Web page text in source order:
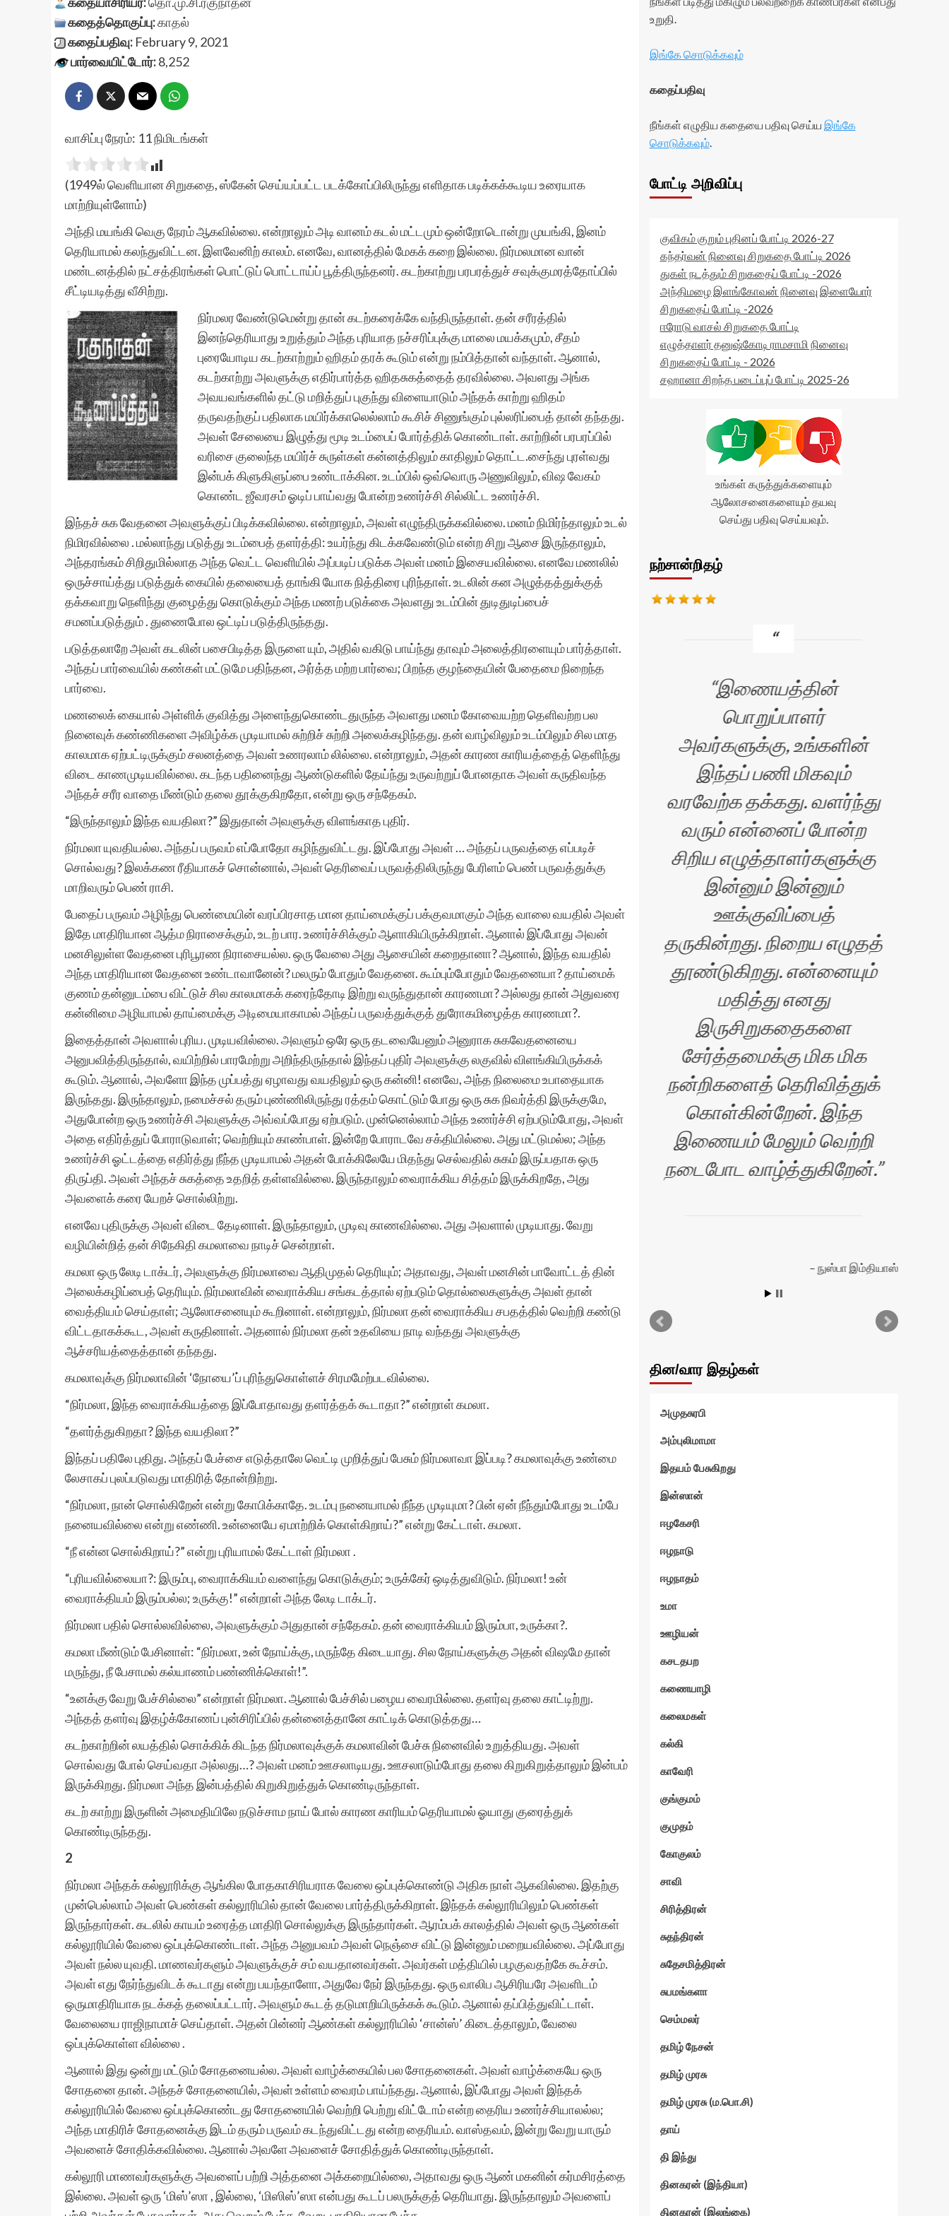
கதைத்தொகுப்பு:காதல்
கதைப்பதிவு: February 9, 2021
பார்வையிட்டோர்:8,252
வாசிப்பு நேரம்: 11நிமிடங்கள்
(1949ல் வெளியான சிறுகதை, ஸ்கேன் செய்யப்பட்ட படக்கோப்பிலிருந்து எளிதாக படிக்கக்கூடிய உரையாக
மாற்றியுள்ளோம்)
அந்தி மயங்கி வெகு நேரம் ஆகவில்லை. என்றாலும் அடி வானம் கடல் மட்டமும் ஒன்றோடொன்று முயங்கி, இனம்
தெரியாமல் கலந்துவிட்டன. இளவேனிற் காலம். எனவே, வானத்தில் மேகக் கறை இல்லை. நிர்மலமான வான்
மண்டனத்தில் நட்சத்திரங்கள் பொட்டுப் பொட்டாய்ப் பூத்திருந்தனர். கடற்காற்று பரபரத்துச் சவுக்குமரத்தோப்பில்
சீட்டியடித்து வீசிற்று.
நிர்மலர வேண்டுமென்று தான் கடற்கரைக்கே வந்திருந்தாள். தன் சரீரத்தில்
இனந்தெரியாது உறுத்தும் அந்த புரியாத நச்சரிப்புக்கு மாலை மயக்கமும், சீதம்
புரையோடிய கடற்காற்றும் ஹிதம் தரக் கூடும் என்று நம்பித்தான் வந்தாள். ஆனால்,
கடற்காற்று அவளுக்கு எதிர்பார்த்த ஹிதசுகத்தைத் தரவில்லை. அவளது அங்க
அவயவங்களில் தட்டு மறித்துப் புகுந்து விளையாடும் அந்தக் காற்று ஹிதம்
தருவதற்குப் பதிலாக மயிர்க்காலெல்லாம் கூசிச் சிணுங்கும் புல்லரிப்பைத் தான் தந்தது.
அவள் சேலையை இழுத்து மூடி உடம்பைப் போர்த்திக் கொண்டாள். காற்றின் பரபரப்பில்
வரிசை குலைந்த மயிர்ச் சுருள்கள் கன்னத்திலும் காதிலும் தொட்ட.சைந்து புரள்வது
இன்பக் கிளுகிளுப்பை உண்டாக்கின. உடம்பில் ஒவ்வொரு அணுவிலும், விஷ வேகம்
கொண்ட ஜீவரசம் ஓடிப் பாய்வது போன்ற உணர்ச்சி சில்லிட்ட உணர்ச்சி.
இந்தச் சுக வேதனை அவளுக்குப் பிடிக்கவில்லை. என்றாலும், அவள் எழுந்திருக்கவில்லை. மனம் நிமிர்ந்தாலும் உடல்
நிமிரவில்லை . மல்லாந்து படுத்து உடம்பைத் தளர்த்தி: உயர்ந்து கிடக்கவேண்டும் என்ற சிறு ஆசை இருந்தாலும்,
அந்தரங்கம் சிறிதுமில்லாத அந்த வெட்ட வெளியில் அப்படிப் படுக்க அவள் மனம் இசையவில்லை. எனவே மணலில்
ஒருச்சாய்த்து படுத்துக் கையில் தலையைத் தாங்கி யோக நித்திரை புரிந்தாள். உடலின் கன அழுத்தத்துக்குத்
தக்கவாறு நெளிந்து குழைத்து கொடுக்கும் அந்த மணற் படுக்கை அவளது உடம்பின் துடிதுடிப்பைச்
சமனப்படுத்தும் . துணைபோல ஒட்டிப் படுத்திருந்தது.
படுத்தலாறே அவள் கடலின் பசைபிடித்த இருளை யும், அதில் வகிடு பாய்ந்து தாவும் அலைத்திரளையும் பார்த்தாள்.
அந்தப் பார்வையில் கண்கள் மட்டுமே பதிந்தன, அர்த்த மற்ற பார்வை; பிறந்த குழந்தையின் பேதைமை நிறைந்த
பார்வை.
மணலைக் கையால் அள்ளிக் குவித்து அளைந்துகொண்டதுருந்த அவளது மனம் கோவையற்ற தெளிவற்ற பல
நினைவுக் கண்ணிகளை அவிழ்க்க முடியாமல் சுற்றிச் சுற்றி அலைக்கழிந்தது. தன் வாழ்விலும் உடம்பிலும் சில மாத
காலமாக ஏற்பட்டிருக்கும் சலனத்தை அவள் உணரலாம் லில்லை. என்றாலும், அதன் காரண காரியத்தைத் தெளிந்து
விடை காணமுடியவில்லை. கடந்த பதினைந்து ஆண்டுகளில் தேய்ந்து உருவற்றுப் போனதாக அவள் கருதிவந்த
அந்தச் சரீர வாதை மீண்டும் தலை தூக்குகிறதோ, என்று ஒரு சந்தேகம்.
“இருந்தாலும் இந்த வயதிலா?” இதுதான் அவளுக்கு விளங்காத புதிர்.
நிர்மலா யுவதியல்ல. அந்தப் பருவம் எப்போதோ கழிந்துவிட்டது. இப்போது அவள் … அந்தப் பருவத்தை எப்படிச்
சொல்வது? இலக்கண ரீதியாகச் சொன்னால், அவள் தெரிவைப் பருவத்திலிருந்து பேரிளம் பெண் பருவத்துக்கு
மாறிவரும் பெண் ராசி.
பேதைப் பருவம் அழிந்து பெண்மையின் வரப்பிரசாத மான தாய்மைக்குப் பக்குவமாகும் அந்த வாலை வயதில் அவள்
இதே மாதிரியான ஆத்ம நிராசைக்கும், உடற் பார. உணர்ச்சிக்கும் ஆளாகியிருக்கிறாள். ஆனால் இப்போது அவன்
மனசிலுள்ள வேதனை புரிபூரண நிராசையல்ல. ஒரு வேலை அது ஆசையின் கறைதானா? ஆனால், இந்த வயதில்
அந்த மாதிரியான வேதனை உண்டாவானேன்? மலரும் போதும் வேதனை. கூம்பும்போதும் வேதனையா? தாய்மைக்
குணம் தன்னுடம்பை விட்டுச் சில காலமாகக் கரைந்தோடி இற்று வருந்துதான் காரணமா? அல்லது தான் அதுவரை
கன்னிமை அழியாமல் தாய்மைக்கு அடிமையாகாமல் அந்தப் பருவத்துக்குத் துரோகமிழைத்த காரணமா?.
இதைத்தான் அவளால் புரிய. முடியவில்லை. அவளும் ஒரே ஒரு தடவையேனும் அனுராக சுகவேதனையை
அனுபவித்திருந்தால், வயிற்றில் பாரமேற்று அறிந்திருந்தால் இந்தப் புதிர் அவளுக்கு லகுவில் விளங்கியிருக்கக்
கூடும். ஆனால், அவளோ இந்த முப்பத்து ஏழாவது வயதிலும் ஒரு கன்னி! எனவே, அந்த நிலைமை உபாதையாக
இருந்தது. இருந்தாலும், நமைச்சல் தரும் புண்ணிலிருந்து ரத்தம் கொட்டும் போது ஒரு சுக நிவர்த்தி இருக்குமே,
அதுபோன்ற ஒரு உணர்ச்சி அவளுக்கு அவ்வப்போது ஏற்படும். முன்னெல்லாம் அந்த உணர்ச்சி ஏற்படும்போது, அவள்
அதை எதிர்த்துப் போராடுவாள்; வெற்றியும் காண்பாள். இன்றே போராடவே சக்தியில்லை. அது மட்டுமல்ல; அந்த
உணர்ச்சி ஓட்டத்தை எதிர்த்து நீந்த முடியாமல் அதன் போக்கிலேயே மிதந்து செல்வதில் சுகம் இருப்பதாக ஒரு
திருப்தி. அவள் அந்தச் சுகத்தை உதறித் தள்ளவில்லை. இருந்தாலும் வைராக்கிய சித்தம் இருக்கிறதே, அது
அவளைக் கரை யேறச் சொல்லிற்று.
எனவே புதிருக்கு அவள் விடை தேடினாள். இருந்தாலும், முடிவு காணவில்லை. அது அவளால் முடியாது. வேறு
வழியின்றித் தன் சிநேகிதி கமலாவை நாடிச் சென்றாள்.
கமலா ஒரு லேடி டாக்டர், அவளுக்கு நிர்மலாவை ஆதிமுதல் தெரியும்; அதாவது, அவள் மனசின் பாவோட்டத் தின்
அலைக்கழிப்பைத் தெரியும். நிர்மலாவின் வைராக்கிய சங்கடத்தால் ஏற்படும் தொல்லைகளுக்கு அவள் தான்
வைத்தியம் செய்தாள்; ஆலோசனையும் கூறினாள். என்றாலும், நிர்மலா தன் வைராக்கிய சபதத்தில் வெற்றி கண்டு
விட்டதாகக்கூட, அவள் கருதினாள். அதனால் நிர்மலா தன் உதவியை நாடி வந்தது அவளுக்கு
ஆச்சரியத்தைத்தான் தந்தது.
கமலாவுக்கு நிர்மலாவின் ‘நோயை’ப் புரிந்துகொள்ளச் சிரமமேற்படவில்லை.
“நிர்மலா, இந்த வைராக்கியத்தை இப்போதாவது தளர்த்தக் கூடாதா?” என்றாள் கமலா.
“தளர்த்துகிறதா? இந்த வயதிலா?”
இந்தப் பதிலே புதிது. அந்தப் பேச்சை எடுத்தாலே வெட்டி முறித்துப் பேசும் நிர்மலாவா இப்படி? கமலாவுக்கு உண்மை
லேசாகப் புலப்படுவது மாதிரித் தோன்றிற்று.
“நிர்மலா, நான் சொல்கிறேன் என்று கோபிக்காதே. உடம்பு நனையாமல் நீந்த முடியுமா? பின் ஏன் நீந்தும்போது உடம்பே
நனையவில்லை என்று எண்ணி. உன்னையே ஏமாற்றிக் கொள்கிறாய்?” என்று கேட்டாள். கமலா.
“நீ என்ன சொல்கிறாய்?” என்று புரியாமல் கேட்டாள் நிர்மலா .
“புரியவில்லையா?: இரும்பு, வைராக்கியம் வளைந்து கொடுக்கும்; உருக்கேர் ஒடித்துவிடும். நிர்மலா! உன்
வைராக்தியம் இரும்பல்ல; உருக்கு!” என்றாள் அந்த லேடி டாக்டர்.
நிர்மலா பதில் சொல்லவில்லை, அவளுக்கும் அதுதான் சந்தேகம். தன் வைராக்கியம் இரும்பா, உருக்கா?.
கமலா மீண்டும் பேசினாள்: “நிர்மலா, உன் நோய்க்கு, மருந்தே கிடையாது. சில நோய்களுக்கு அதன் விஷமே தான்
மருந்து, நீ பேசாமல் கல்யாணம் பண்ணிக்கொள்!”.
“உனக்கு வேறு பேச்சில்லை” என்றாள் நிர்மலா. ஆனால் பேச்சில் பழைய வைரமில்லை. தளர்வு தலை காட்டிற்று.
அந்தத் தளர்வு இதழ்க்கோணப் புன்சிரிப்பில் தன்னைத்தானே காட்டிக் கொடுத்தது…
கடற்காற்றின் லயத்தில் சொக்கிக் கிடந்த நிர்மலாவுக்குக் கமலாவின் பேச்சு நினைவில் உறுத்தியது. அவள்
சொல்வது போல் செய்வதா அல்லது…? அவள் மனம் ஊசலாடியது. ஊசலாடும்போது தலை கிறுகிறுத்தாலும் இன்பம்
இருக்கிறது. நிர்மலா அந்த இன்பத்தில் கிறுகிறுத்துக் கொண்டிருந்தாள்.
கடற் காற்று இருளின் அமைதியிலே நடுச்சாம நாய் போல் காரண காரியம் தெரியாமல் ஓயாது குரைத்துக்
கொண்டிருந்தது.
2
நிர்மலா அந்தக் கல்லூரிக்கு ஆங்கில போதகாசிரியராக வேலை ஒப்புக்கொண்டு அதிக நாள் ஆகவில்லை. இதற்கு
முன்பெல்லாம் அவள் பெண்கள் கல்லூரியில் தான் வேலை பார்த்திருக்கிறாள். இந்தக் கல்லூரியிலும் பெண்கள்
இருந்தார்கள். கடலில் காயம் உரைத்த மாதிரி சொல்லுக்கு இருந்தார்கள். ஆரம்பக் காலத்தில் அவள் ஒரு ஆண்கள்
கல்லூரியில் வேலை ஒப்புக்கொண்டாள். அந்த அனுபவம் அவள் நெஞ்சை விட்டு இன்னும் மறையவில்லை. அப்போது
அவள் நல்ல யுவதி. மாணவர்களும் அவளுக்குச் சம் வயதானவர்கள். அவர்கள் மத்தியில் பழகுவதற்கே கூச்சம்.
அவள் எது நேர்ந்துவிடக் கூடாது என்று பயந்தாளோ, அதுவே நேர் இருந்தது. ஒரு வாலிப ஆசிரியரே அவளிடம்
ஒருமாதிரியாக நடக்கத் தலைப்பட்டார். அவளும் கூடத் தடுமாறியிருக்கக் கூடும். ஆனால் தப்பித்துவிட்டாள்.
வேலையை ராஜிநாமாச் செய்தாள். அதன் பின்னர் ஆண்கள் கல்லூரியில் ‘சான்ஸ்’ கிடைத்தாலும், வேலை
ஒப்புக்கொள்ள வில்லை .
ஆனால் இது ஒன்று மட்டும் சோதனையல்ல. அவள் வாழ்க்கையில் பல சோதனைகள். அவள் வாழ்க்கையே ஒரு
சோதனை தான். அந்தச் சோதனையில், அவள் உள்ளம் வைரம் பாய்ந்தது. ஆனால், இப்போது அவள் இந்தக்
கல்லூரியில் வேலை ஒப்புக்கொண்டது சோதனையில் வெற்றி பெற்று விட்டோம் என்ற தைரிய உணர்ச்சியாலல்ல;
அந்த மாதிரிச் சோதனைக்கு இடம் தரும் பருவம் கடந்துவிட்டது என்ற தைரியம். வாஸ்தவம், இன்று வேறு யாரும்
அவளைச் சோதிக்கவில்லை. ஆனால் அவளே அவளைச் சோதித்துக் கொண்டிருந்தாள்.
கல்லூரி மாணவர்களுக்கு அவளைப் பற்றி அத்தனை அக்கறையில்லை, அதாவது ஒரு ஆண் மகனின் கர்மசிரத்தை
இல்லை. அவள் ஒரு ‘மிஸ்’ஸா , இல்லை, ‘மிஸிஸ்’ஸா என்பது கூடப் பலருக்குத் தெரியாது. இருந்தாலும் அவளைப்
உறுதி.
இங்கே சொடுக்கவும்
கதைப்பதிவு
நீங்கள் எழுதிய கதையை பதிவு செய்ய இங்கே
சொடுக்கவும்.
போட்டி அறிவிப்பு
குவிகம் குறும் புதினப் போட்டி 2026-27
கந்தர்வன் நினைவு சிறுகதை போட்டி 2026
துகள் நடத்தும் சிறுகதைப் போட்டி -2026
அந்திமழை இளங்கோவன் நினைவு இளையோர்
சிறுகதைப் போட்டி -2026
ஈரோடு வாசல் சிறுகதை போட்டி
எழுத்தாளர் தனுஷ்கோடி ராமசாமி நினைவு
சிறுகதைப் போட்டி - 2026
சஹானா சிறந்த படைப்புப் போட்டி 2025-26
உங்கள் கருத்துக்களையும்
ஆலோசனைகளையும் தயவு
செய்து பதிவு செய்யவும்.
நற்சான்றிதழ்
சொல்லில்
அடங்குவதில்லை. வளர்ந்து
வரும் எழுத்தாளர்களுக்கு
பார்வதி இராமச்சந்திரன்
இணையத்தின்
பொறுப்பாளர்
அவர்களுக்கு, உங்களின்
இந்தப் பணி மிகவும்
வரவேற்க தக்கது. வளர்ந்து
வரும் என்னைப் போன்ற
சிறிய எழுத்தாளர்களுக்கு
இன்னும் இன்னும்
ஊக்குவிப்பைத்
தருகின்றது. நிறைய எழுதத்
தூண்டுகிறது. என்னையும்
மதித்து எனது
இருசிறுகதைகளை
சேர்த்தமைக்கு மிக மிக
நன்றிகளைத் தெரிவித்துக்
கொள்கின்றேன். இந்த
இணையம் மேலும் வெற்றி
நடைபோட வாழ்த்துகிறேன்.
நுஸ்பா இம்தியாஸ்
தின/வார இதழ்கள்
அமுதசுரபி
அம்புலிமாமா
இதயம் பேசுகிறது
இன்ஸான்
ஈழகேசரி
ஈழநாடு
ஈழநாதம்
உமா
ஊழியன்
கசடதபற
கணையாழி
கலைமகள்
கல்கி
காவேரி
குங்குமம்
குமுதம்
கோகுலம்
சாவி
சிரித்திரன்
சுதந்திரன்
சுதேசமித்திரன்
சுபமங்களா
செம்மலர்
தமிழ் நேசன்
தமிழ் முரசு
தமிழ் முரசு (ம.பொ.சி)
தாய்
தி இந்து
தினகரன் (இந்தியா)
தினகரன் (இலங்கை)